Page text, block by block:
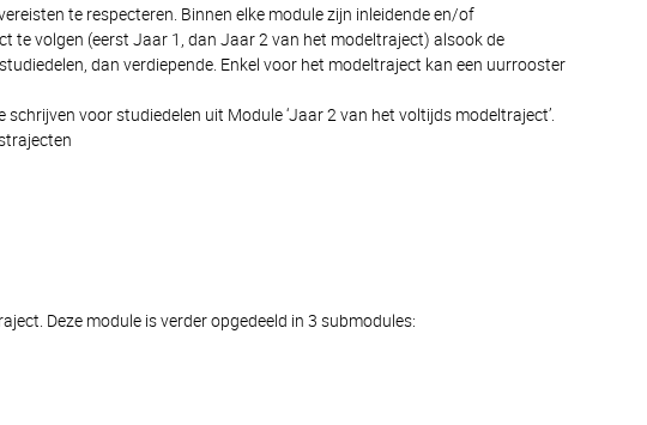
te respecteren. Binnen elke module zijn inleidende en/of
te volgen (eerst Jaar 1, dan Jaar 2 van het modeltraject) alsook de
dan verdiepende. Enkel voor het modeltraject kan een uurrooster
voor studiedelen uit Module ‘Jaar 2 van het voltijds modeltraject’.
Deze module is verder opgedeeld in 3 submodules: